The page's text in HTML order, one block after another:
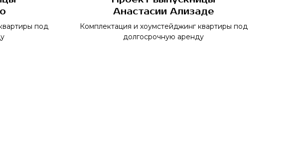
под
Анастасии Ализаде
Комплектация и хоумстейджинг квартиры под
долгосрочную аренду